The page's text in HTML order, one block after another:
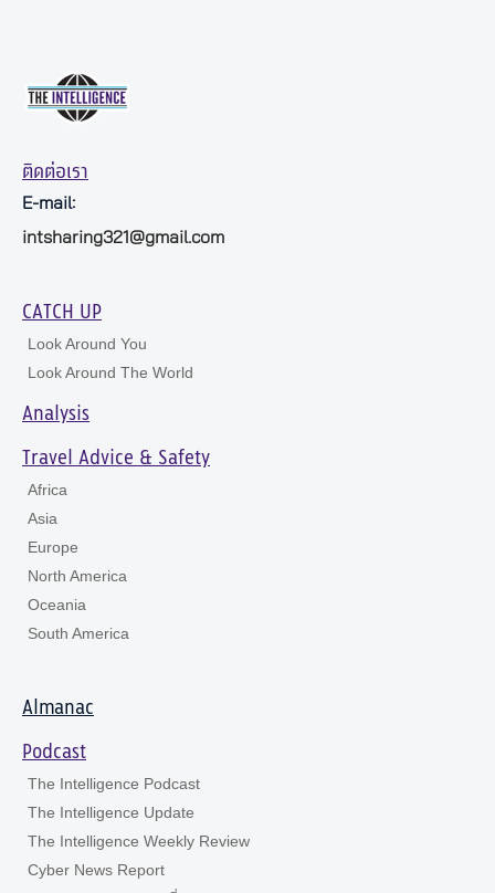
ติดต่อเรา
E-mail:
intsharing321@gmail.com
CATCH UP
Look Around You
Look Around The World
Analysis
Travel Advice & Safety
Africa
Asia
Europe
North America
Oceania
South America
Almanac
Podcast
The Intelligence Podcast
The Intelligence Update
The Intelligence Weekly Review
Cyber News Report